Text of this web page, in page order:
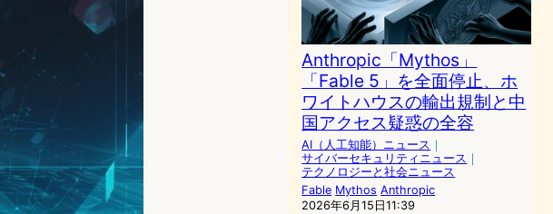
Anthropic「Mythos」
「Fable 5」を全面停止、ホ
ワイトハウスの輸出規制と中
国アクセス疑惑の全容
AI（人工知能）ニュース ｜
サイバーセキュリティニュース ｜
テクノロジーと社会ニュース
Fable Mythos Anthropic
2026年6月15日11:39